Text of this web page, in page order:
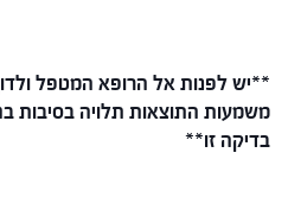
**יש לפנות אל הרופא המטפל
משמעות התוצאות תלויה בסיבות
בדיקה זו**